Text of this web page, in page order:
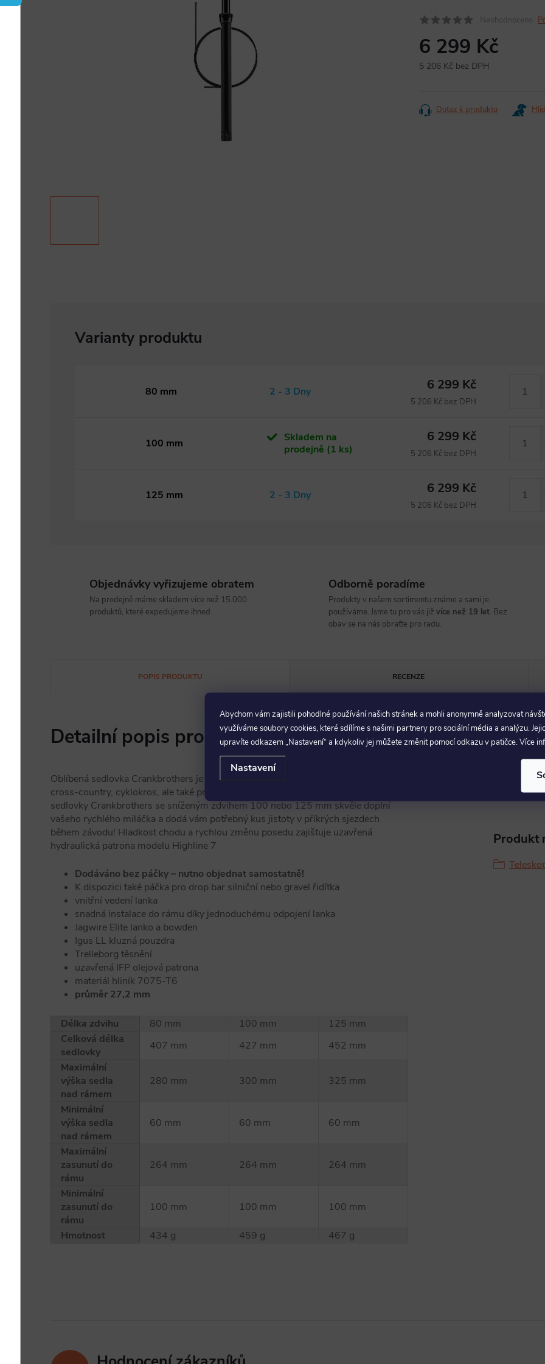
Abychom vám zajistili pohodlné používání našich stránek a mohli anonymně analyzovat
využíváme soubory cookies, které sdílíme s našimi partnery pro sociální média a analýzu.
upravíte odkazem „Nastavení“ a kdykoliv jej můžete změnit pomocí odkazu v patičce. Více
Nastavení
6 299 Kč
5 206 Kč bez DPH
Dotaz k produktu
80 mm 2 - 3 Dny 6 299 Kč
5 206 Kč bez DPH
100 mm
Skladem na
prodejně (1 ks)
6 299 Kč
5 206 Kč bez DPH
125 mm 2 - 3 Dny 6 299 Kč
5 206 Kč bez DPH
Objednávky vyřizujeme obratem
Na prodejně máme skladem více než 15.000
produktů, které expedujeme ihned.
Odborně poradíme
Produkty v našem sortimentu známe a sami je
používáme. Jsme tu pro vás již více než 19 let. Bez
obav se na nás obraťte pro radu.
POPIS PRODUKTU RECENZE
Detailní popis produktu
Oblíbená sedlovka Crankbrothers je nyní dostupná také ve variantě 27,2 mm pro
cross-country, cyklokros, ale také pro gravel nebo silniční kola! Lehká verze
sedlovky Crankbrothers se sníženým zdvihem 100 nebo 125 mm skvěle doplní
vašeho rychlého miláčka a dodá vám potřebný kus jistoty v příkrých sjezdech
během závodu! Hladkost chodu a rychlou změnu posedu zajišťuje uzavřená
hydraulická patrona modelu Highline 7
Dodáváno bez páčky – nutno objednat samostatně!
K dispozici také páčka pro drop bar silniční nebo gravel řidítka
vnitřní vedení lanka
snadná instalace do rámu díky jednoduchému odpojení lanka
Jagwire Elite lanko a bowden
Igus LL kluzná pouzdra
Trelleborg těsnění
uzavřená IFP olejová patrona
materiál hliník 7075-T6
průměr 27,2 mm
Délka zdvihu 80 mm 100 mm
125 mm
Celková délka
sedlovky
407 mm 427 mm
452 mm
Maximální
výška sedla
nad rámem
280 mm 300 mm 325 mm
Minimální
výška sedla
nad rámem
60 mm 60 mm 60 mm
Maximální
zasunutí do
rámu
264 mm 264 mm 264 mm
Minimální
zasunutí do
rámu
100 mm 100 mm 100 mm
Hmotnost 434 g 459 g 467 g
Produkt